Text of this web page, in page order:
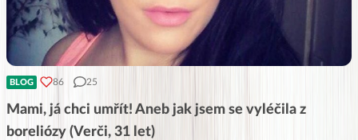
BLOG 86 25
Mami, já chci umřít! Aneb jak jsem se vyléčila z
boreliózy (Verči, 31 let)